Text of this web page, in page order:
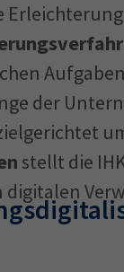
der
stellt die
digitalen